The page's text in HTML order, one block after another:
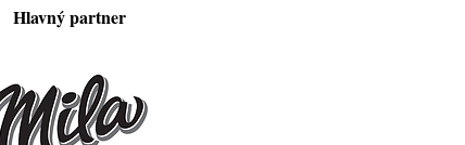
Hlavný partner